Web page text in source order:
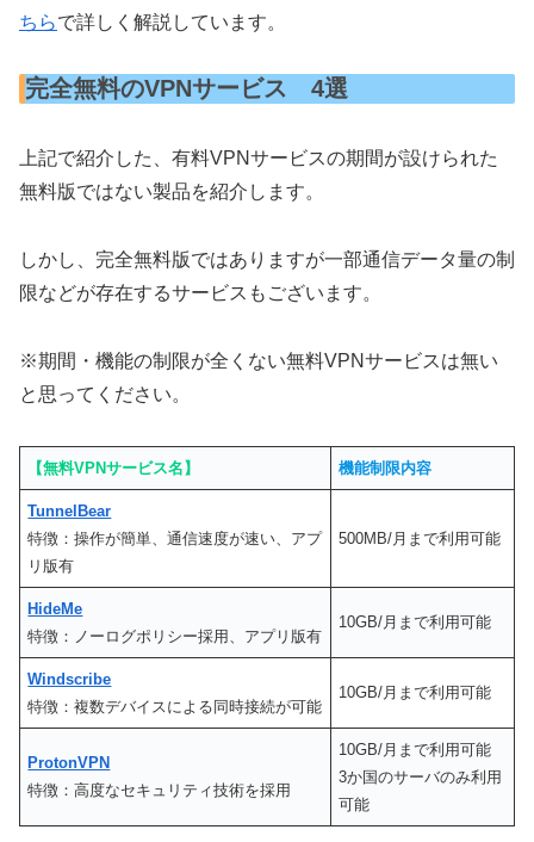
ちらで詳しく解説しています。
完全無料のVPNサービス 4選
上記で紹介した、有料VPNサービスの期間が設けられた
無料版ではない製品を紹介します。
しかし、完全無料版ではありますが一部通信データ量の制
限などが存在するサービスもございます。
※期間・機能の制限が全くない無料VPNサービスは無い
と思ってください。
【無料VPNサービス名】 機能制限内容
TunnelBear
特徴：操作が簡単、通信速度が速い、アプ
リ版有
500MB/月まで利用可能
HideMe
特徴：ノーログポリシー採用、アプリ版有
10GB/月まで利用可能
Windscribe
特徴：複数デバイスによる同時接続が可能
10GB/月まで利用可能
ProtonVPN
特徴：高度なセキュリティ技術を採用
10GB/月まで利用可能
3か国のサーバのみ利用
可能